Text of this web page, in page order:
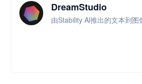
DreamStudio
由Stability Al推出的文本到图